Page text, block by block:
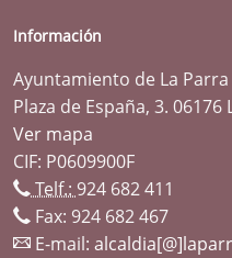
Información
Ayuntamiento de La Parra
Plaza de España, 3. 06176
Ver mapa
CIF: P0609900F
Telf.: 924 682 411
Fax: 924 682 467
E-mail: